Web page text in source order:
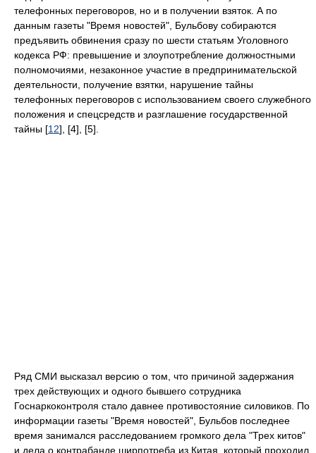
телефонных переговоров, но и в получении взяток. А по
данным газеты "Время новостей", Бульбову собираются
предъявить обвинения сразу по шести статьям Уголовного
кодекса РФ: превышение и злоупотребление должностными
полномочиями, незаконное участие в предпринимательской
деятельности, получение взятки, нарушение тайны
телефонных переговоров с использованием своего служебного
положения и спецсредств и разглашение государственной
тайны [12], [4], [5].
Ряд СМИ высказал версию о том, что причиной задержания
трех действующих и одного бывшего сотрудника
Госнаркоконтроля стало давнее противостояние силовиков. По
информации газеты "Время новостей", Бульбов последнее
время занимался расследованием громкого дела "Трех китов"
и дела о контрабанде ширпотреба из Китая, который проходил